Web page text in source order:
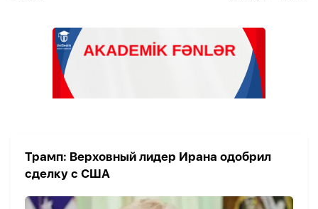
Трамп: Верховный лидер Ирана одобрил
сделку с США